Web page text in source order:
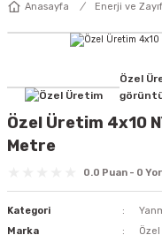
Anasayfa Enerji ve
Özel
Özel Üretim 4x10
Metre
0.0 Puan - 0
Kategori
Marka